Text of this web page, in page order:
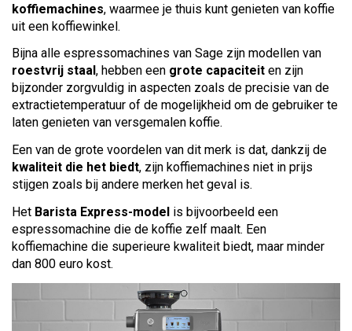
koffiemachines, waarmee je thuis kunt genieten van koffie
uit een koffiewinkel.
Bijna alle espressomachines van Sage zijn modellen van
roestvrij staal , hebben een grote capaciteit en zijn
bijzonder zorgvuldig in aspecten zoals de precisie van de
extractietemperatuur of de mogelijkheid om de gebruiker te
laten genieten van versgemalen koffie.
Een van de grote voordelen van dit merk is dat, dankzij de
kwaliteit die het biedt, zijn koffiemachines niet in prijs
stijgen zoals bij andere merken het geval is.
Het Barista Express-model is bijvoorbeeld een
espressomachine die de koffie zelf maalt. Een
koffiemachine die superieure kwaliteit biedt, maar minder
dan 800 euro kost.